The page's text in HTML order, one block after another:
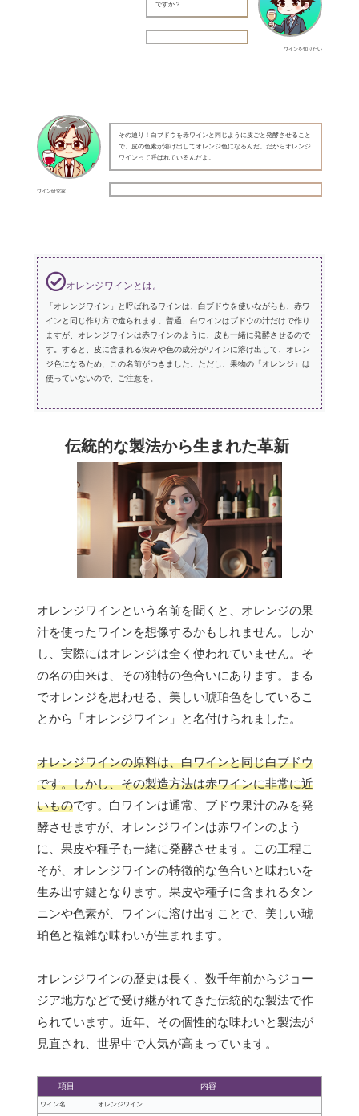
ワインを知りたい
ですか？
ワイン研究家
その通り！白ブドウを赤ワインと同じように皮ごと発酵させること
で、皮の色素が溶け出してオレンジ色になるんだ。だからオレンジ
ワインって呼ばれているんだよ。
オレンジワインとは。
「オレンジワイン」と呼ばれるワインは、白ブドウを使いながらも、赤ワ
インと同じ作り方で造られます。普通、白ワインはブドウの汁だけで作り
ますが、オレンジワインは赤ワインのように、皮も一緒に発酵させるので
す。すると、皮に含まれる渋みや色の成分がワインに溶け出して、オレン
ジ色になるため、この名前がつきました。ただし、果物の「オレンジ」は
使っていないので、ご注意を。
伝統的な製法から生まれた革新
オレンジワインという名前を聞くと、オレンジの果
汁を使ったワインを想像するかもしれません。しか
し、実際にはオレンジは全く使われていません。そ
の名の由来は、その独特の色合いにあります。まる
でオレンジを思わせる、美しい琥珀色をしているこ
とから「オレンジワイン」と名付けられました。
オレンジワインの原料は、白ワインと同じ白ブドウ
です。しかし、その製造方法は赤ワインに非常に近
いものです。白ワインは通常、ブドウ果汁のみを発
酵させますが、オレンジワインは赤ワインのよう
に、果皮や種子も一緒に発酵させます。この工程こ
そが、オレンジワインの特徴的な色合いと味わいを
生み出す鍵となります。果皮や種子に含まれるタン
ニンや色素が、ワインに溶け出すことで、美しい琥
珀色と複雑な味わいが生まれます。
オレンジワインの歴史は長く、数千年前からジョー
ジア地方などで受け継がれてきた伝統的な製法で作
られています。近年、その個性的な味わいと製法が
見直され、世界中で人気が高まっています。
項目 内容
ワイン名 オレンジワイン